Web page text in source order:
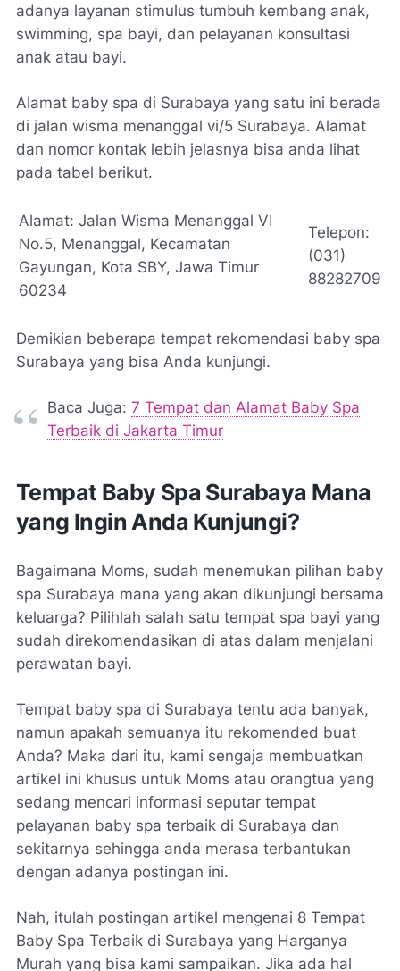
adanya layanan stimulus tumbuh kembang anak,
swimming, spa bayi, dan pelayanan konsultasi
anak atau bayi.
Alamat baby spa di Surabaya yang satu ini berada
di jalan wisma menanggal vi/5 Surabaya. Alamat
dan nomor kontak lebih jelasnya bisa anda lihat
pada tabel berikut.
Alamat: Jalan Wisma Menanggal VI
No.5, Menanggal, Kecamatan
Gayungan, Kota SBY, Jawa Timur
60234
Telepon:
(031)
88282709
Demikian beberapa tempat rekomendasi baby spa
Surabaya yang bisa Anda kunjungi.
Baca Juga: 7 Tempat dan Alamat Baby Spa
Terbaik di Jakarta Timur
Tempat Baby Spa Surabaya Mana
yang Ingin Anda Kunjungi?
Bagaimana Moms, sudah menemukan pilihan baby
spa Surabaya mana yang akan dikunjungi bersama
keluarga? Pilihlah salah satu tempat spa bayi yang
sudah direkomendasikan di atas dalam menjalani
perawatan bayi.
Tempat baby spa di Surabaya tentu ada banyak,
namun apakah semuanya itu rekomended buat
Anda? Maka dari itu, kami sengaja membuatkan
artikel ini khusus untuk Moms atau orangtua yang
sedang mencari informasi seputar tempat
pelayanan baby spa terbaik di Surabaya dan
sekitarnya sehingga anda merasa terbantukan
dengan adanya postingan ini.
Nah, itulah postingan artikel mengenai 8 Tempat
Baby Spa Terbaik di Surabaya yang Harganya
Murah yang bisa kami sampaikan. Jika ada hal